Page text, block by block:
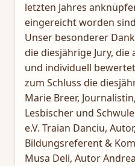
letzten Jahres
eingereicht worden
Unser besonderer
die diesjährige Jury, die
und individuell
zum Schluss die
Marie Breer,
Lesbischer und
e.V. Traian Danciu,
Bildungsreferent &
Musa Deli, Autor